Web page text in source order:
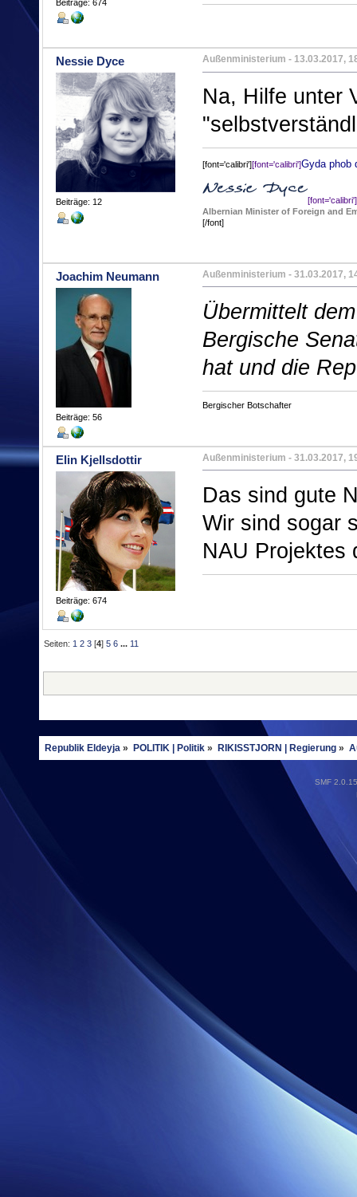
Beiträge: 674
Nessie Dyce
Beiträge: 12
Außenministerium - 13.03.2017,
Na, Hilfe unter
[font='calibri'][font='calibri']Gyda phob
[font='calibri']
Albernian Minister of Foreign and
[/font]
Joachim Neumann
Beiträge: 56
Außenministerium - 31.03.2017,
Übermittelt
Bergische
hat und die
Bergischer Botschafter
Elin Kjellsdottir
Beiträge: 674
Außenministerium - 31.03.2017,
Das sind gute
Wir sind sogar
NAU Projektes
Seiten: 1 2 3 [4]5 6 ... 11
Republik Eldeyja » POLITIK | Politik» RIKISSTJORN | Regierung»
SMF 2.0.15